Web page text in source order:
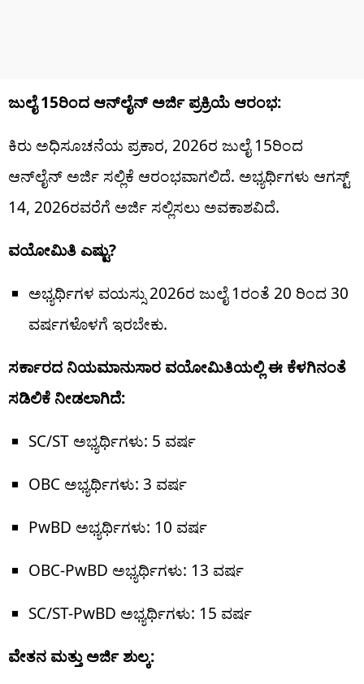
ಜುಲೈ 15ರಿಂದ ಆನ್‌ಲೈನ್ ಅರ್ಜಿ ಪ್ರಕ್ರಿಯೆ ಆರಂಭ:
ಕಿರು ಅಧಿಸೂಚನೆಯ ಪ್ರಕಾರ, 2026ರ ಜುಲೈ 15ರಿಂದ
ಆನ್‌ಲೈನ್ ಅರ್ಜಿ ಸಲ್ಲಿಕೆ ಆರಂಭವಾಗಲಿದೆ. ಅಭ್ಯರ್ಥಿಗಳು ಆಗಸ್ಟ್
14, 2026ರವರೆಗೆ ಅರ್ಜಿ ಸಲ್ಲಿಸಲು ಅವಕಾಶವಿದೆ.
ವಯೋಮಿತಿ ಎಷ್ಟು?
ಅಭ್ಯರ್ಥಿಗಳ ವಯಸ್ಸು 2026ರ ಜುಲೈ 1ರಂತೆ 20 ರಿಂದ 30
ವರ್ಷಗಳೊಳಗೆ ಇರಬೇಕು.
ಸರ್ಕಾರದ ನಿಯಮಾನುಸಾರ ವಯೋಮಿತಿಯಲ್ಲಿ ಈ ಕೆಳಗಿನಂತೆ
ಸಡಿಲಿಕೆ ನೀಡಲಾಗಿದೆ:
SC/ST ಅಭ್ಯರ್ಥಿಗಳು: 5 ವರ್ಷ
OBC ಅಭ್ಯರ್ಥಿಗಳು: 3 ವರ್ಷ
PwBD ಅಭ್ಯರ್ಥಿಗಳು: 10 ವರ್ಷ
OBC-PwBD ಅಭ್ಯರ್ಥಿಗಳು: 13 ವರ್ಷ
SC/ST-PwBD ಅಭ್ಯರ್ಥಿಗಳು: 15 ವರ್ಷ
ವೇತನ ಮತ್ತು ಅರ್ಜಿ ಶುಲ್ಕ: